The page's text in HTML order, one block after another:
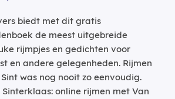
biedt met dit gratis
de meest uitgebreide
rijmpjes en gedichten voor
en andere gelegenheden. Rijmen
was nog nooit zo eenvoudig.
online rijmen met Van